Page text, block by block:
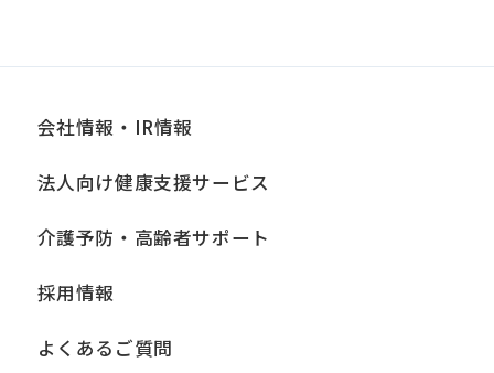
会社情報・IR情報
法人向け健康支援サービス
介護予防・高齢者サポート
採用情報
よくあるご質問